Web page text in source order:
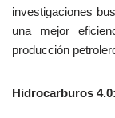
investigaciones
una mejor
producción
Hidrocarburos